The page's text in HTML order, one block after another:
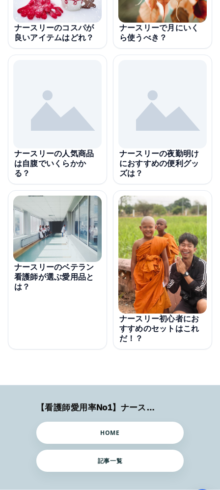
ナースリーのコスパが
良いアイテムはどれ？
ナースリーで月にいく
ら使うべき？
ナースリーの人気商品
は自腹でいくらかか
る？
ナースリーの夜勤明け
におすすめの便利グッ
ズは？
ナースリーのベテラン
看護師が選ぶ愛用品と
は？
ナースリー初心者にお
すすめのセットはこれ
だ！？
【看護師愛用率No1】ナースリーで人気の商品はコレ
HOME
記事一覧